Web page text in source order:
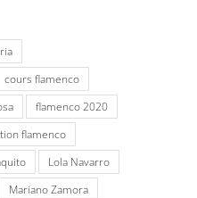
cours flamenco
flamenco 2020
flamenco
Lola Navarro
Mariano Zamora